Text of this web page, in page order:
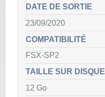
DATE DE SORTIE
23/09/2020
COMPATIBILITÉ
FSX-SP2
TAILLE SUR DISQUE
12 Go